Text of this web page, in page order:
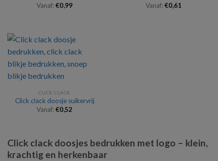
Vanaf:€0,99
Vanaf:€0,61
CLICK CLACK
Click clack doosje suikervrij
Vanaf:€0,52
Click clack doosjes bedrukken met logo – klein,
krachtig en herkenbaar